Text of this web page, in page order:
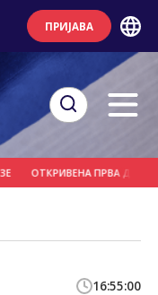
ПРИЈАВА
ОТКРИВЕНА ПРВА ДВА
16:55:00